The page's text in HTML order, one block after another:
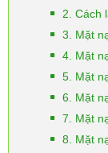
2. Cách
3. Mặt
4. Mặt
5. Mặt
6. Mặt
7. Mặt
8. Mặt